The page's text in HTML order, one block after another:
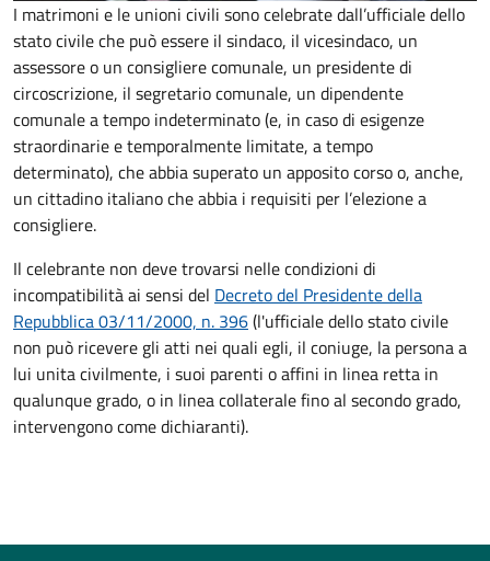
I matrimoni e le unioni civili sono celebrate dall’ufficiale dello
stato civile che può essere il sindaco, il vicesindaco, un
assessore o un consigliere comunale, un presidente di
circoscrizione, il segretario comunale, un dipendente
comunale a tempo indeterminato (e, in caso di esigenze
straordinarie e temporalmente limitate, a tempo
determinato), che abbia superato un apposito corso o, anche,
un cittadino italiano che abbia i requisiti per l’elezione a
consigliere.
Il celebrante non deve trovarsi nelle condizioni di
incompatibilità ai sensi del Decreto del Presidente della
Repubblica 03/11/2000, n. 396(l'ufficiale dello stato civile
non può ricevere gli atti nei quali egli, il coniuge, la persona a
lui unita civilmente, i suoi parenti o affini in linea retta in
qualunque grado, o in linea collaterale fino al secondo grado,
intervengono come dichiaranti).